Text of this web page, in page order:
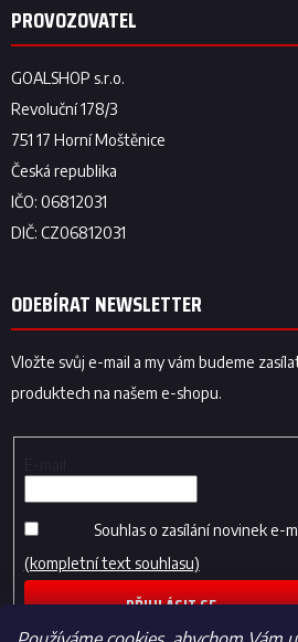
ODEBÍRAT NEWSLETTER
Vložte svůj e-mail a my vám budeme
produktech na našem e-shopu.
Souhlas o zasílání novinek e-
(kompletní text souhlasu)
PŘIHLÁSIT SE